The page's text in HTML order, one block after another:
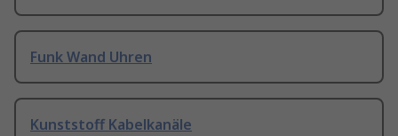
Funk Wand Uhren
Kunststoff Kabelkanäle